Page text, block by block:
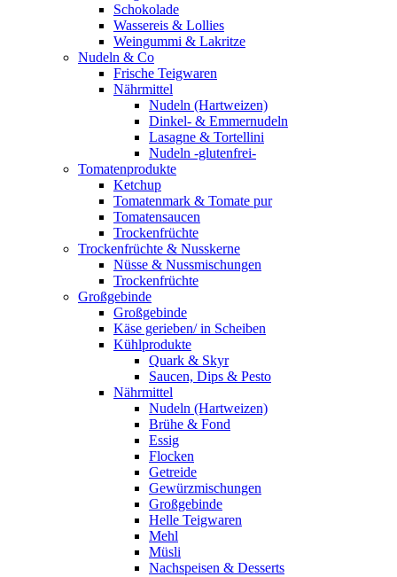
Schokolade
Wassereis & Lollies
Weingummi & Lakritze
Nudeln & Co
Frische Teigwaren
Nährmittel
Nudeln (Hartweizen)
Dinkel- & Emmernudeln
Lasagne & Tortellini
Nudeln -glutenfrei-
Tomatenprodukte
Ketchup
Tomatenmark & Tomate pur
Tomatensaucen
Trockenfrüchte
Trockenfrüchte & Nusskerne
Nüsse & Nussmischungen
Trockenfrüchte
Großgebinde
Großgebinde
Käse gerieben/ in Scheiben
Kühlprodukte
Quark & Skyr
Saucen, Dips & Pesto
Nährmittel
Nudeln (Hartweizen)
Brühe & Fond
Essig
Flocken
Getreide
Gewürzmischungen
Großgebinde
Helle Teigwaren
Mehl
Müsli
Nachspeisen & Desserts